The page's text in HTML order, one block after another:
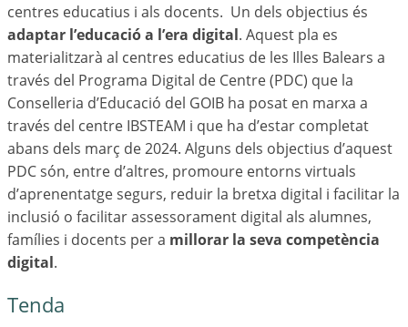
centres educatius i als docents. Un dels objectius és
adaptar l’educació a l’era digital. Aquest pla es
materialitzarà al centres educatius de les Illes Balears a
través del Programa Digital de Centre (PDC) que la
Conselleria d’Educació del GOIB ha posat en marxa a
través del centre IBSTEAM i que ha d’estar completat
abans dels març de 2024. Alguns dels objectius d’aquest
PDC són, entre d’altres, promoure entorns virtuals
d’aprenentatge segurs, reduir la bretxa digital i facilitar la
inclusió o facilitar assessorament digital als alumnes,
famílies i docents per a millorar la seva competència
digital.
Tenda